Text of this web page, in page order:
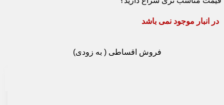
انبار موجود نمی باشد
فروش اقساطی ( به زودی)